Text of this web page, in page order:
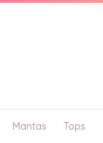
Mantas Tops